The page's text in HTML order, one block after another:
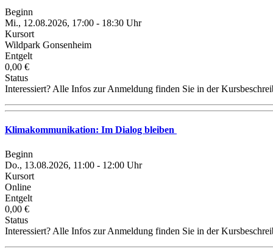
Beginn
Mi., 12.08.2026, 17:00 - 18:30 Uhr
Kursort
Wildpark Gonsenheim
Entgelt
0,00 €
Status
Interessiert? Alle Infos zur Anmeldung finden Sie in der
Klimakommunikation: Im Dialog bleiben
Beginn
Do., 13.08.2026, 11:00 - 12:00 Uhr
Kursort
Online
Entgelt
0,00 €
Status
Interessiert? Alle Infos zur Anmeldung finden Sie in der